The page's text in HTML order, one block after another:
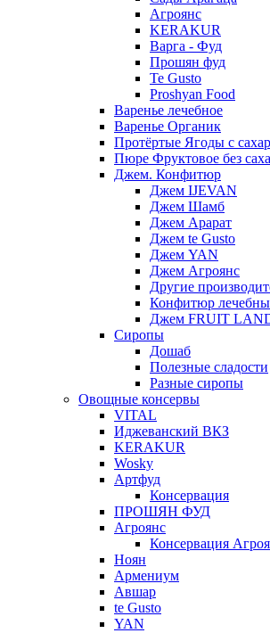
Агроянс
KERAKUR
Варга - Фуд
Прошян фуд
Te Gusto
Proshyan Food
Варенье лечебное
Варенье Органик
Протёртые Ягоды с
Пюре Фруктовое без
Джем. Конфитюр
Джем IJEVAN
Джем Шамб
Джем Арарат
Джем te Gusto
Джем YAN
Джем Агроянс
Другие
Конфитюр
Джем FRUIT
Сиропы
Дошаб
Полезные сладости
Разные сиропы
Овощные консервы
VITAL
Иджеванский ВКЗ
KERAKUR
Wosky
Артфуд
Консервация
ПРОШЯН ФУД
Агроянс
Консервация
Ноян
Армениум
Авшар
te Gusto
YAN